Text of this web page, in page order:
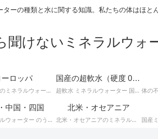
ターの種類と水に関する知識。私たちの体はほと
聞けないミネラルウォ
ーロッパ
ヨーロッパのミネラルウォーターに関する情報です。ＥＵ加盟のヨーロッパ諸国では、ミネラルウォーターに関して次のような厳しい統一基準が定められています。
国産の超軟水（硬度 0-50mg/L）
超軟水 ミネラルウォーター 国産 （ 硬度 0 ～ 50 ）に関する情報です。日本のミネラルウォーターはほとんどが軟水ですが、その中でも硬度が 0 ～ 50mg/L までの 超軟水 を紹介します。
中国・四国
国産ミネラルウォーター のうち、 近畿・中国・四国地方のミネラルウォーター に関する情報です。
北米・オセアニア
北米・オセアニアのミネラルウォーターに関する情報です。